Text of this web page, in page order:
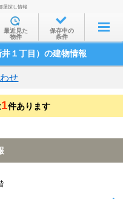
駅から
場から
学時間から
会社から
屋探し情報
最近見た
物件
保存中の
条件
１丁目）の建物情報
せ
1件あります